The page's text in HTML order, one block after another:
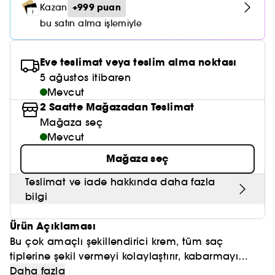
Maske
Cilt Bakım Setleri
Saç Bakım Setleri
Okyanus Esansı
Nemlendirici Bakım
Kızarıklık için Bakım
Sıkılaştırıcı ve Lifting Etkili Bakım
Cilt Tonu Eşitsizliği için Bakım
Gözenek Karşıtı
Karma ve Yağlı Saçlar
CHAMPO
GHD
LE MONDE GOURMAND
SOL DE JANEIRO
ERBORIAN
OLAPLEX
KÉRASTASE
GISOU
KAYALI
ARMANI
SUPERGOOP!
OUAI
AMIKA
KAYALI
LE MONDE GOURMAND
Kazan +999 puan
bu satın alma işlemiyle
Eve teslimat veya teslim alma noktası
5 ağustos itibaren
Mevcut
2 Saatte Mağazadan Teslimat
Mağaza seç
Mevcut
Mağaza seç
Teslimat ve iade hakkında daha fazla
bilgi
Ürün Açıklaması
Bu çok amaçlı şekillendirici krem, tüm saç
tiplerine şekil vermeyi kolaylaştırır, kabarmayı
yumuşatır ve karton etkisi olmadan dalgaları ve
Daha fazla